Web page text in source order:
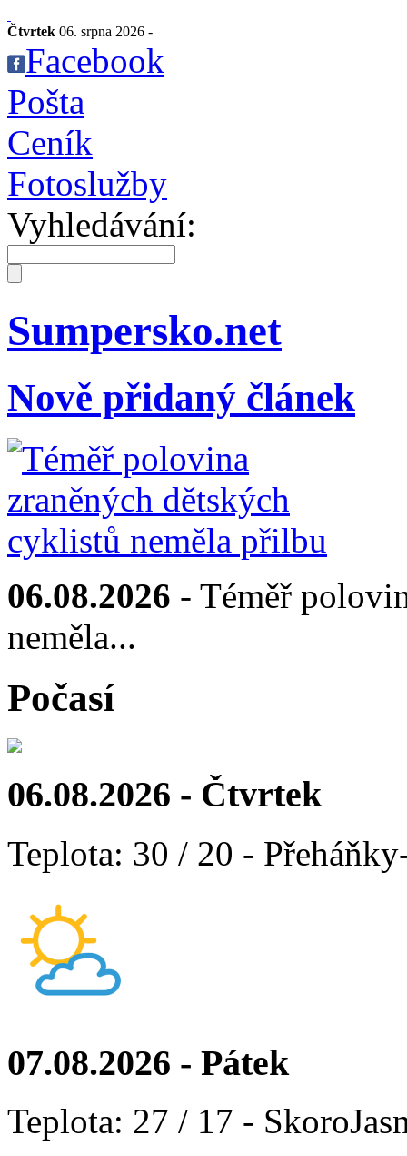
Čtvrtek 06. srpna 2026 -
Facebook
Pošta
Ceník
Fotoslužby
Vyhledávání:
Sumpersko.net
Nově přidaný článek
06.08.2026 - Téměř
neměla...
Počasí
06.08.2026 - Čtvrtek
Teplota: 30 / 20 -
07.08.2026 - Pátek
Teplota: 27 / 17 -